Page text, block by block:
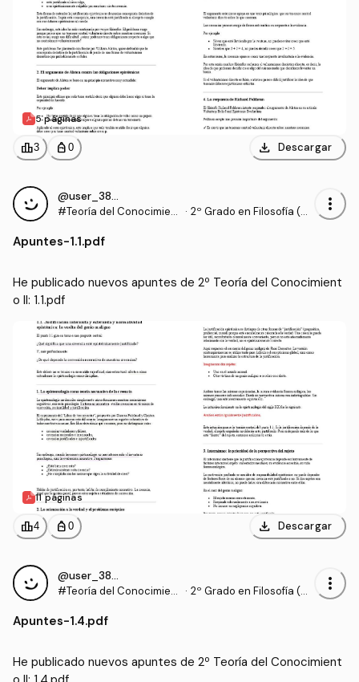
5 páginas
leaderboard3 personal_bag 0 download Descargar
@user_3868214
#Teoría del Conocimient
· 2º Grado en Filosofía (U
more_vert
Apuntes-1.1.pdf
He publicado nuevos apuntes de 2º Teoría del Conocimient
o II: 1.1.pdf
11 páginas
leaderboard4 personal_bag 0 download Descargar
@user_3868214
#Teoría del Conocimient
· 2º Grado en Filosofía (U
more_vert
Apuntes-1.4.pdf
He publicado nuevos apuntes de 2º Teoría del Conocimient